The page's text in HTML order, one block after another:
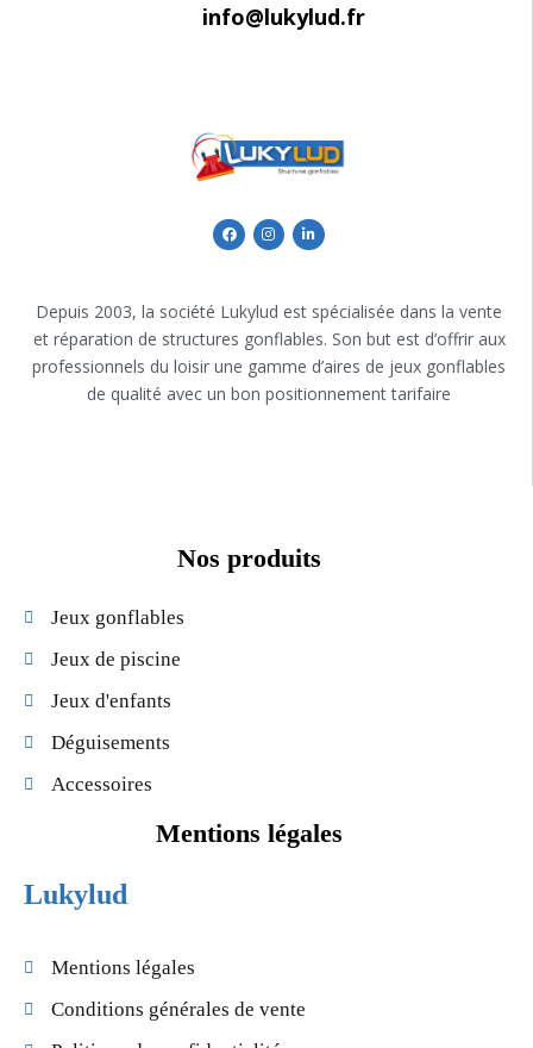
info@lukylud.fr
Depuis 2003, la société Lukylud est spécialisée dans la vente
et réparation de structures gonflables. Son but est d’offrir aux
professionnels du loisir une gamme d’aires de jeux gonflables
de qualité avec un bon positionnement tarifaire
Nos produits
Jeux gonflables
Jeux de piscine
Jeux d'enfants
Déguisements
Accessoires
Mentions légales
Lukylud
Mentions légales
Conditions générales de vente